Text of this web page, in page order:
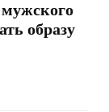
образу